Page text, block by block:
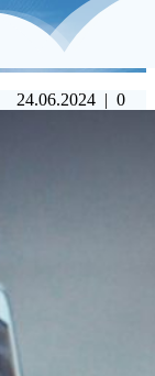
24.06.2024 | 0